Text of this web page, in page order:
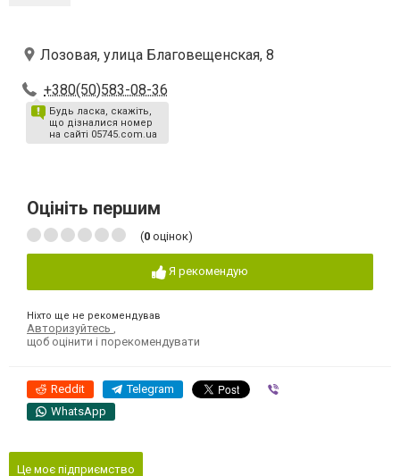
Лозовая, улица Благовещенская, 8
+380(50)583-08-36
Будь ласка, скажіть,
що дізналися номер
на сайті 05745.com.ua
Оцініть першим
(0 оцінок)
Я рекомендую
Ніхто ще не рекомендував
Авторизуйтесь
щоб оцінити і порекомендувати
Reddit Telegram
WhatsApp
Це моє підприємство